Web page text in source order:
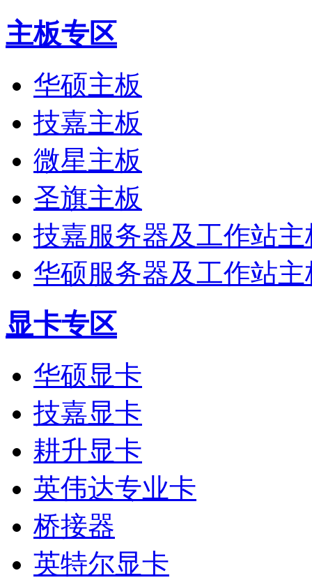
主板专区
华硕主板
技嘉主板
微星主板
圣旗主板
技嘉服务器及工作站主
华硕服务器及工作站主
显卡专区
华硕显卡
技嘉显卡
耕升显卡
英伟达专业卡
桥接器
英特尔显卡